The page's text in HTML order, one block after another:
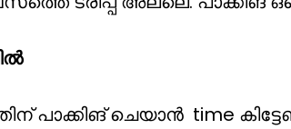
പാക്കിങ് ചെയാൻ time